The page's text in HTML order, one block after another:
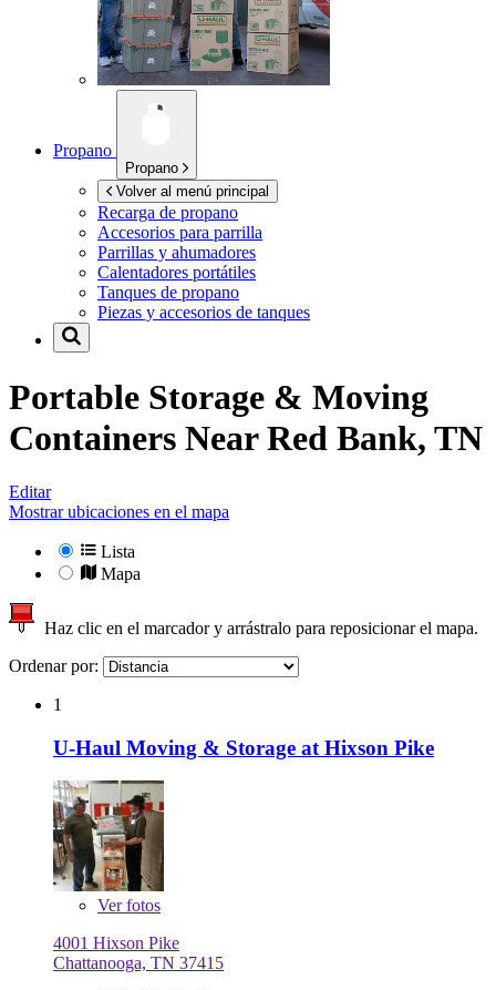
Propano
Propano
Volver al menú principal
Recarga de propano
Accesorios para parrilla
Parrillas y ahumadores
Calentadores portátiles
Tanques de propano
Piezas y accesorios de tanques
Portable Storage & Moving
Containers NearRed Bank, TN
Editar
Mostrar ubicaciones en el mapa
Lista
Mapa
Haz clic en el marcador y arrástralo para reposicionar el mapa.
Ordenar por:
1
U-Haul Moving & Storage at Hixson Pike
Verfotos
4001 Hixson Pike
Chattanooga, TN 37415